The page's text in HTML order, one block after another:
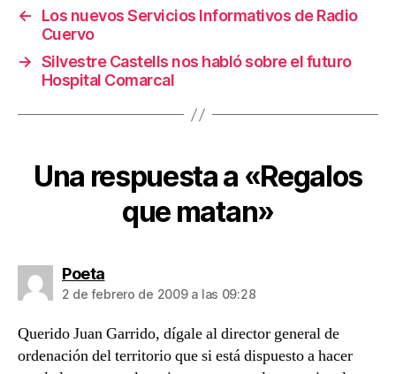
←
Los nuevos Servicios Informativos de Radio
Cuervo
→ Silvestre Castells nos habló sobre el futuro
Hospital Comarcal
Una respuesta a «Regalos
que matan»
Poetadice:
2 de febrero de 2009 a las 09:28
Querido Juan Garrido, dígale al director general de
ordenación del territorio que si está dispuesto a hacer